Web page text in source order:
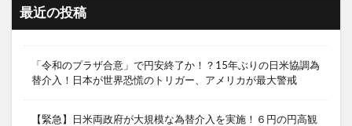
最近の投稿
「令和のプラザ合意」で円安終了か！？15年ぶりの日米協調為
替介入！日本が世界恐慌のトリガー、アメリカが最大警戒
【緊急】日米両政府が大規模な為替介入を実施！６円の円高観